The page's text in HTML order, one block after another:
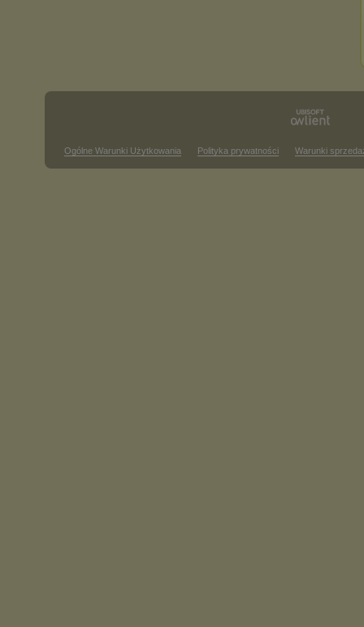
Ogólne Warunki Użytkowania Polityka prywatności Warunki